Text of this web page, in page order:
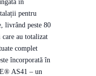
în
pentru
livrând peste 80
au totalizat
complet
încorporată în
AS41 – un